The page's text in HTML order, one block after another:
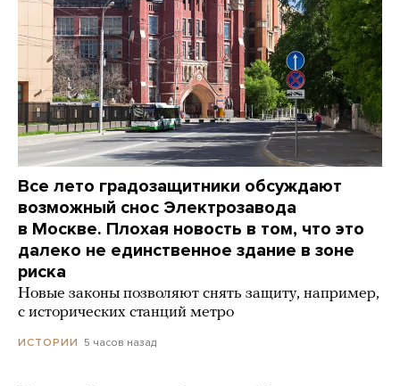
Все лето градозащитники обсуждают
возможный снос Электрозавода
в Москве. Плохая новость в том, что это
далеко не единственное здание в зоне
риска
Новые законы позволяют снять защиту, например,
с исторических станций метро
ИСТОРИИ 5 часов назад